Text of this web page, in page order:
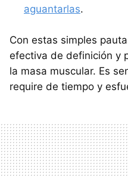
aguantarlas.
Con estas simples
efectiva de definición y
la masa muscular. Es
require de tiempo y